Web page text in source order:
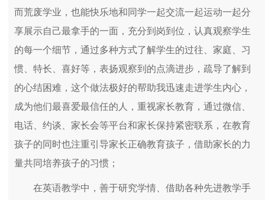
而荒废学业，也能快乐地和同学一起交流一起运动一起分
享展示自己最拿手的一面，充分到岗到位，认真观察学生
的每一个细节，通过多种方式了解学生的过往、家庭、习
惯、特长、喜好等，表扬观察到的点滴进步，疏导了解到
的心结困难，这个做法极好的帮助我迅速走进学生内心，
成为他们最喜爱最信任的人，重视家长教育，通过微信、
电话、约谈、家长会等平台和家长保持紧密联系，在教育
孩子的同时也注重引导家长正确教育孩子，借助家长的力
量共同培养孩子的习惯；
在英语教学中，善于研究学情、借助各种先进教学手